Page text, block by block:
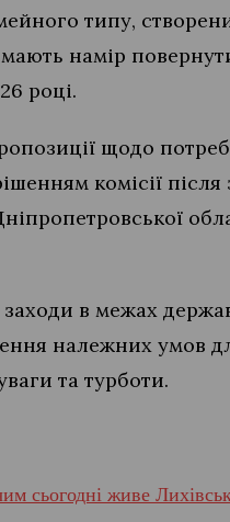
типу,
намір
році.
щодо
комісії
в межах
належних умов
та турботи.
сьогодні живе